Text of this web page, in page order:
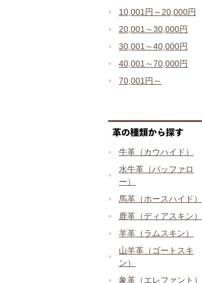
10,001円～20,000円
20,001～30,000円
30,001～40,000円
40,001～70,000円
70,001円～
牛革（カウハイド）
水牛革（バッファロ
ー）
馬革（ホースハイド）
鹿革（ディアスキン）
羊革（ラムスキン）
山羊革（ゴートスキ
ン）
象革（エレファント）